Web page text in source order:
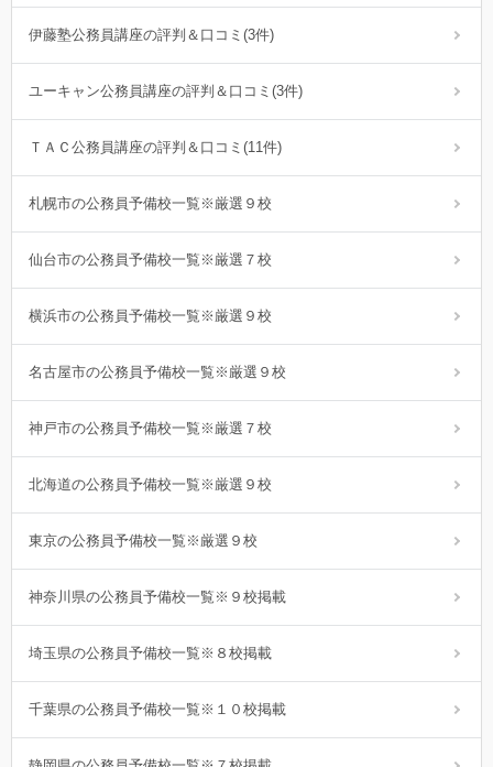
伊藤塾公務員講座の評判＆口コミ(3件)
ユーキャン公務員講座の評判＆口コミ(3件)
ＴＡＣ公務員講座の評判＆口コミ(11件)
札幌市の公務員予備校一覧※厳選９校
仙台市の公務員予備校一覧※厳選７校
横浜市の公務員予備校一覧※厳選９校
名古屋市の公務員予備校一覧※厳選９校
神戸市の公務員予備校一覧※厳選７校
北海道の公務員予備校一覧※厳選９校
東京の公務員予備校一覧※厳選９校
神奈川県の公務員予備校一覧※９校掲載
埼玉県の公務員予備校一覧※８校掲載
千葉県の公務員予備校一覧※１０校掲載